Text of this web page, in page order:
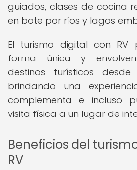
guiados, clases de cocina
en bote por ríos y lagos
El turismo digital con RV
forma única y
destinos turísticos
brindando una
complementa e incluso
visita física a un lugar de
Beneficios del
RV